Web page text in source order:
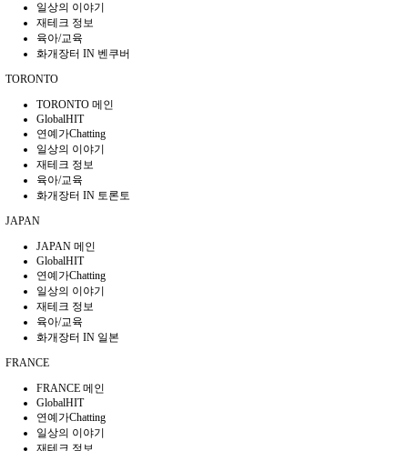
일상의 이야기
재테크 정보
육아/교육
화개장터 IN 벤쿠버
TORONTO
TORONTO 메인
GlobalHIT
연예가Chatting
일상의 이야기
재테크 정보
육아/교육
화개장터 IN 토론토
JAPAN
JAPAN 메인
GlobalHIT
연예가Chatting
일상의 이야기
재테크 정보
육아/교육
화개장터 IN 일본
FRANCE
FRANCE 메인
GlobalHIT
연예가Chatting
일상의 이야기